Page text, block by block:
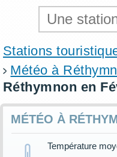
Stations
Météo à
Réthymnon en
MÉTÉO À
Température